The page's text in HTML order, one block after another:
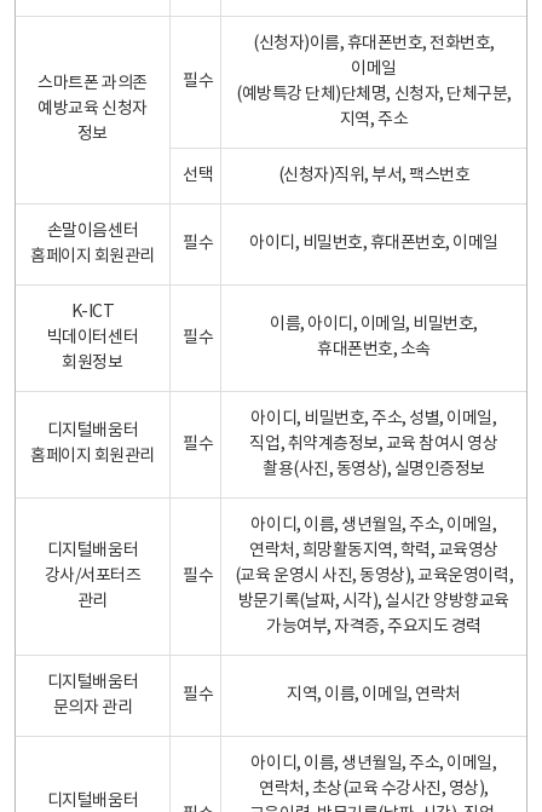
스마트폰 과의존
예방교육 신청자
정보
필수
(신청자)이름, 휴대폰번호, 전화번호,
이메일
(예방특강 단체)단체명, 신청자, 단체구분,
지역, 주소
선택 (신청자)직위, 부서, 팩스번호
손말이음센터
홈페이지 회원관리
필수 아이디, 비밀번호, 휴대폰번호, 이메일
K-ICT
빅데이터센터
회원정보
필수
이름, 아이디, 이메일, 비밀번호,
휴대폰번호, 소속
디지털배움터
홈페이지 회원관리
필수
아이디, 비밀번호, 주소, 성별, 이메일,
직업, 취약계층정보, 교육 참여시 영상
촬용(사진, 동영상), 실명인증정보
디지털배움터
강사/서포터즈
관리
필수
아이디, 이름, 생년월일, 주소, 이메일,
연락처, 희망활동지역, 학력, 교육영상
(교육 운영시 사진, 동영상), 교육운영이력,
방문기록(날짜, 시각), 실시간 양방향교육
가능여부, 자격증, 주요지도 경력
디지털배움터
문의자 관리
필수 지역, 이름, 이메일, 연락처
디지털배움터
아이디, 이름, 생년월일, 주소, 이메일,
연락처, 초상(교육 수강사진, 영상),